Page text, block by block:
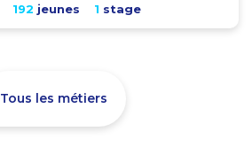
192 jeunes 1 stage
Tous les métiers